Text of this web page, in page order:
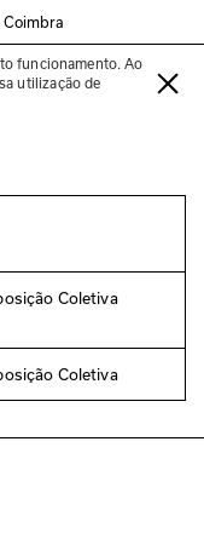
Coimbra
funcionamento. Ao
utilização de
Coletiva
Coletiva